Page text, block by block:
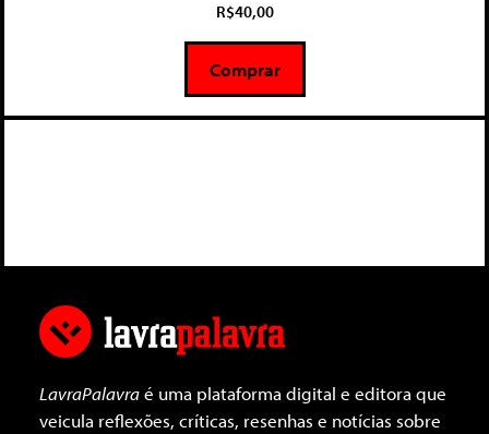
5
R$40,00
Comprar
LavraPalavraé uma plataforma digital e editora que
veicula reflexões, críticas, resenhas e notícias sobre